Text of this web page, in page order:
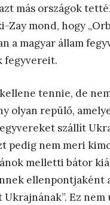
más országok
Zay mond, hogy
a magyar állam
fegyvereit.
tennie, de
olyan repülő,
szállít
pedig nem meri
melletti bátor
ellenpontjaként
Ez